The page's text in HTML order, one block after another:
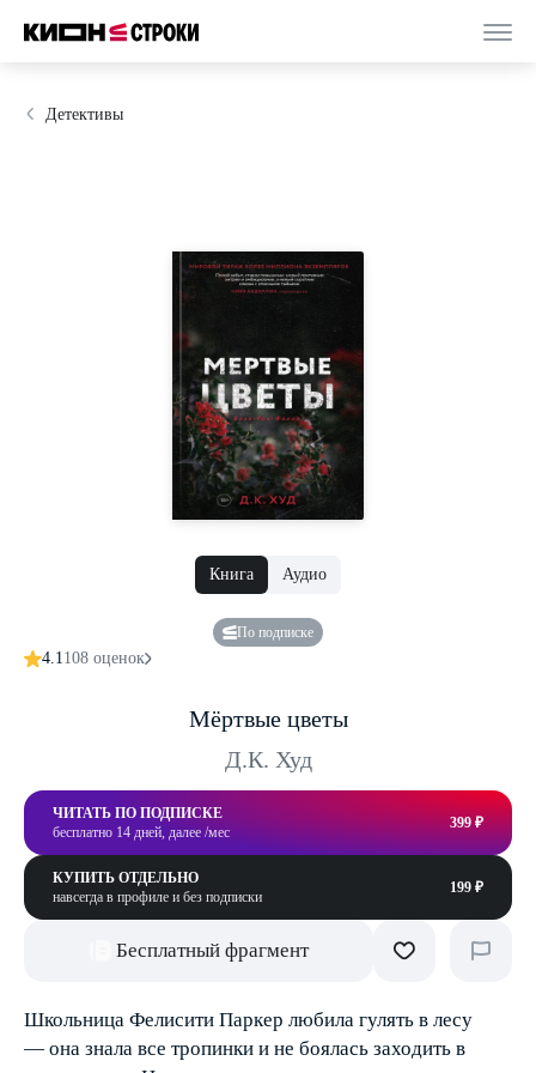
Детективы
Книга Аудио
По подписке
4.1108 оценок
Мёртвые цветы
Д.К. Худ
ЧИТАТЬ ПО ПОДПИСКЕ
бесплатно 14 дней, далее /мес
399 ₽
КУПИТЬ ОТДЕЛЬНО
навсегда в профиле и без подписки
199 ₽
Бесплатный фрагмент
Школьница Фелисити Паркер любила гулять в лесу
— она знала все тропинки и не боялась заходить в